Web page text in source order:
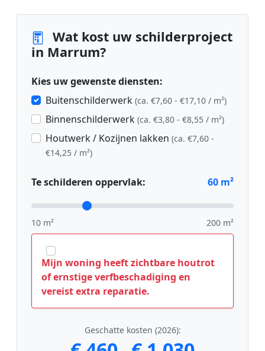
Wat kost uw schilderproject
in Marrum?
Kies uw gewenste diensten:
Buitenschilderwerk (ca. €7,60 - €17,10 / m²)
Binnenschilderwerk (ca. €3,80 - €8,55 / m²)
Houtwerk / Kozijnen lakken (ca. €7,60 -
€14,25 / m²)
Te schilderen oppervlak: 60 m²
10 m² 200 m²
Mijn woning heeft zichtbare houtrot
of ernstige verfbeschadiging en
vereist extra reparatie.
Geschatte kosten (2026):